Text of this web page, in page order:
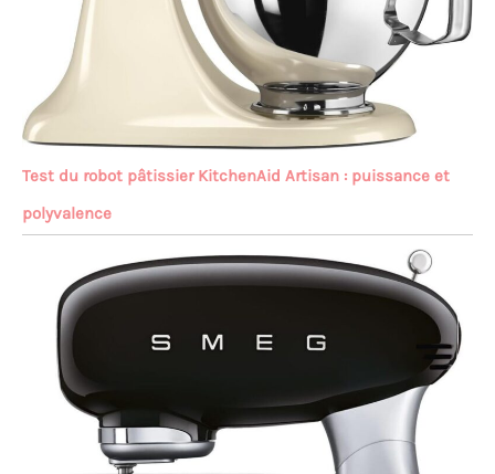
Test du robot pâtissier KitchenAid Artisan : puissance et
polyvalence